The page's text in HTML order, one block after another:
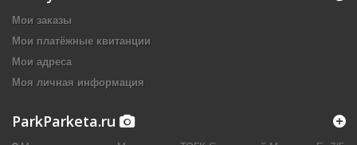
Мои заказы
Мои платёжные квитанции
Мои адреса
Моя личная информация
ParkParketa.ru